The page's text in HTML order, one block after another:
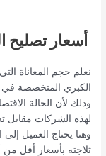
أسعار تصليح
نعلم حجم المعاناة
الكبري المتخصصة في
وذلك لأن الحالة
لهذه الشركات مقابل
وهنا يحتاج العميل
ثلاجته بأسعار أقل